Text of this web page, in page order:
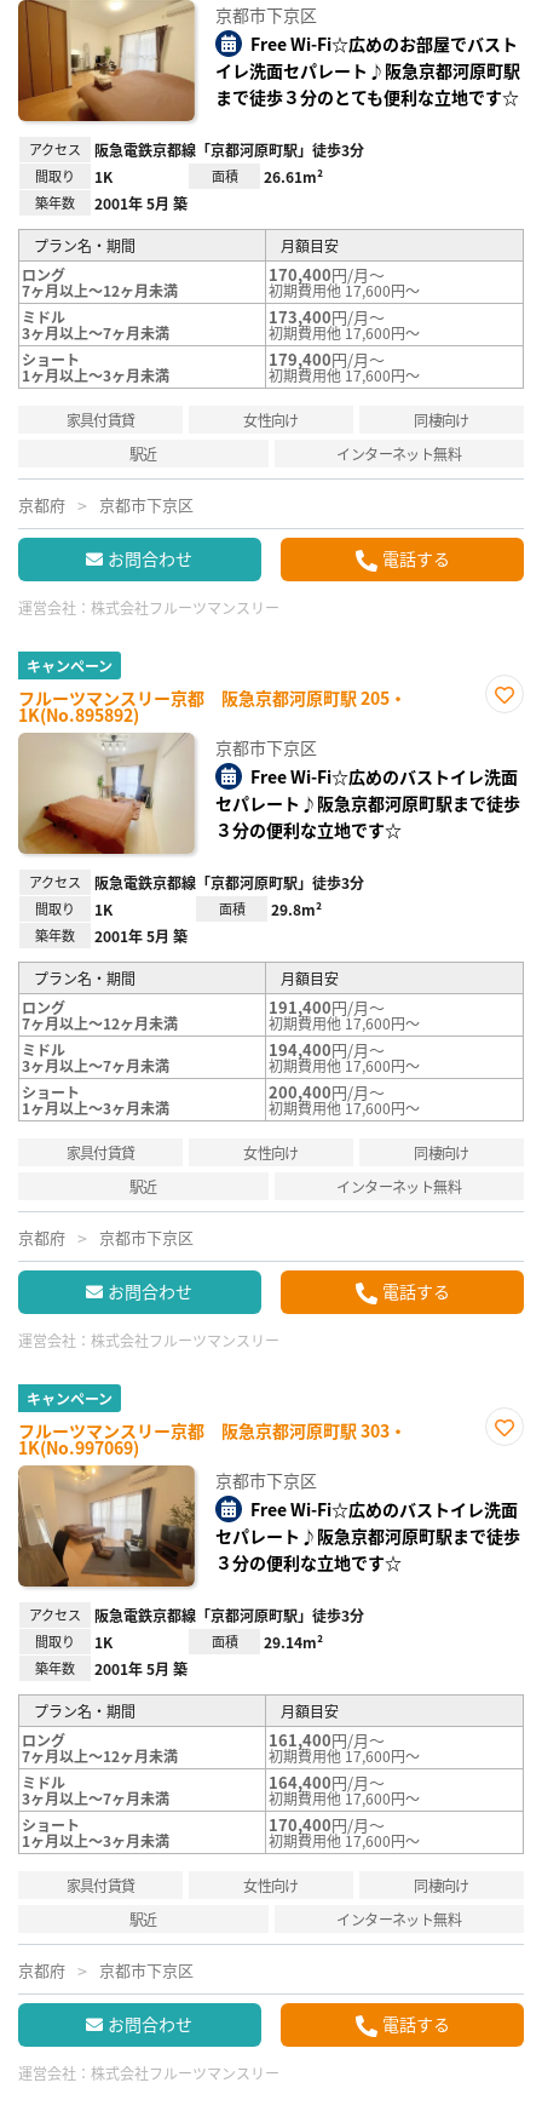
録
京都市下京区
Free Wi-Fi☆広めのお部屋でバスト
イレ洗面セパレート♪阪急京都河原町駅
まで徒歩３分のとても便利な立地です☆
アクセス 阪急電鉄京都線「京都河原町駅」徒歩3分
間取り 1K 面積 26.61m²
築年数 2001年 5月 築
プラン名・期間
月額目安
ロング
7ヶ月以上～12ヶ月未満
170,400円/月～
初期費用他 17,600円～
ミドル
3ヶ月以上～7ヶ月未満
173,400円/月～
初期費用他 17,600円～
ショート
1ヶ月以上～3ヶ月未満
179,400円/月～
初期費用他 17,600円～
家具付賃貸 女性向け
同棲向け
駅近
インターネット無料
京都府 京都市下京区
お問合わせ 電話する
運営会社： 株式会社フルーツマンスリー
キャンペーン
フルーツマンスリー京都 阪急京都河原町駅 205・
1K(No.895892)
録
京都市下京区
Free Wi-Fi☆広めのバストイレ洗面
セパレート♪阪急京都河原町駅まで徒歩
３分の便利な立地です☆
アクセス 阪急電鉄京都線「京都河原町駅」徒歩3分
間取り 1K 面積 29.8m²
築年数 2001年 5月 築
プラン名・期間
月額目安
ロング
7ヶ月以上～12ヶ月未満
191,400円/月～
初期費用他 17,600円～
ミドル
3ヶ月以上～7ヶ月未満
194,400円/月～
初期費用他 17,600円～
ショート
1ヶ月以上～3ヶ月未満
200,400円/月～
初期費用他 17,600円～
家具付賃貸 女性向け
同棲向け
駅近
インターネット無料
京都府 京都市下京区
お問合わせ 電話する
運営会社： 株式会社フルーツマンスリー
キャンペーン
フルーツマンスリー京都 阪急京都河原町駅 303・
1K(No.997069)
録
京都市下京区
Free Wi-Fi☆広めのバストイレ洗面
セパレート♪阪急京都河原町駅まで徒歩
３分の便利な立地です☆
アクセス 阪急電鉄京都線「京都河原町駅」徒歩3分
間取り 1K 面積 29.14m²
築年数 2001年 5月 築
プラン名・期間
月額目安
ロング
7ヶ月以上～12ヶ月未満
161,400円/月～
初期費用他 17,600円～
ミドル
3ヶ月以上～7ヶ月未満
164,400円/月～
初期費用他 17,600円～
ショート
1ヶ月以上～3ヶ月未満
170,400円/月～
初期費用他 17,600円～
家具付賃貸 女性向け
同棲向け
駅近
インターネット無料
京都府 京都市下京区
お問合わせ 電話する
運営会社： 株式会社フルーツマンスリー